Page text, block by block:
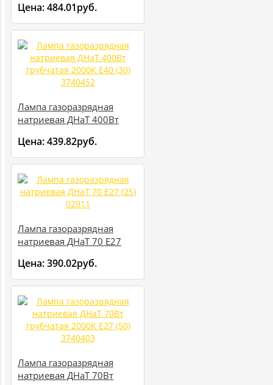
Цена:484.01руб.
Лампа газоразрядная
натриевая ДНаТ 400Вт
3740452
Цена:439.82руб.
Лампа газоразрядная
натриевая ДНаТ 70 E27
Цена:390.02руб.
Лампа газоразрядная
натриевая ДНаТ 70Вт